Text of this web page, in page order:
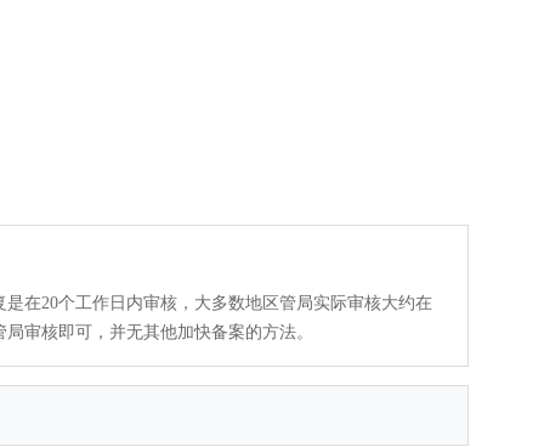
在20个工作日内审核，大多数地区管局实际审核大约在
审核即可，并无其他加快备案的方法。